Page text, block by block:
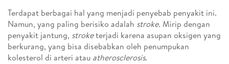
Terdapat berbagai hal yang menjadi penyebab penyakit ini.
Namun, yang paling berisiko adalah stroke. Mirip dengan
penyakit jantung, stroketerjadi karena asupan oksigen yang
berkurang, yang bisa disebabkan oleh penumpukan
kolesterol di arteri atau atherosclerosis.